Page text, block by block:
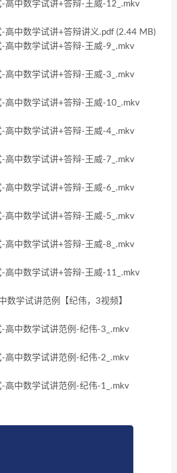
中数学试讲+答辩-王威-12_.mkv
中数学试讲+答辩讲义.pdf (2.44 MB)
中数学试讲+答辩-王威-9_.mkv
中数学试讲+答辩-王威-3_.mkv
中数学试讲+答辩-王威-10_.mkv
中数学试讲+答辩-王威-4_.mkv
中数学试讲+答辩-王威-7_.mkv
中数学试讲+答辩-王威-6_.mkv
中数学试讲+答辩-王威-5_.mkv
中数学试讲+答辩-王威-8_.mkv
中数学试讲+答辩-王威-11_.mkv
学试讲范例【纪伟，3视频】
中数学试讲范例-纪伟-3_.mkv
中数学试讲范例-纪伟-2_.mkv
中数学试讲范例-纪伟-1_.mkv